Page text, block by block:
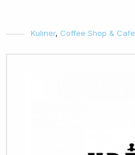
Kuliner, Coffee Shop & Cafe